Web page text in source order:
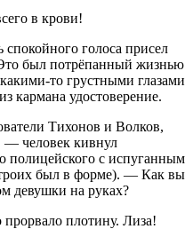
в крови!
голоса присел
был потрёпанный жизнью
то грустными глазами
кармана удостоверение.
Тихонов и Волков,
человек кивнул
полицейского с испуганным
был в форме). — Как вы
девушки на руках?
плотину. Лиза!